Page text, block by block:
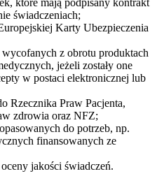
które mają podpisany kontrakt
świadczeniach;
Karty Ubezpieczenia
z obrotu produktach
jeżeli zostały one
w postaci elektronicznej lub
Rzecznika Praw Pacjenta,
zdrowia oraz NFZ;
do potrzeb, np.
finansowanych ze
jakości świadczeń.